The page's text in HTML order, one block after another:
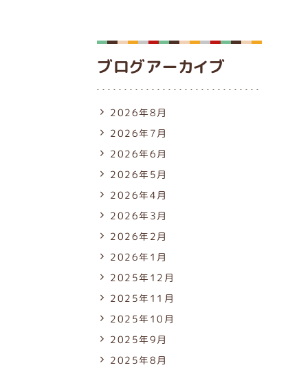
ブログアーカイブ
2026年8月
2026年7月
2026年6月
2026年5月
2026年4月
2026年3月
2026年2月
2026年1月
2025年12月
2025年11月
2025年10月
2025年9月
2025年8月